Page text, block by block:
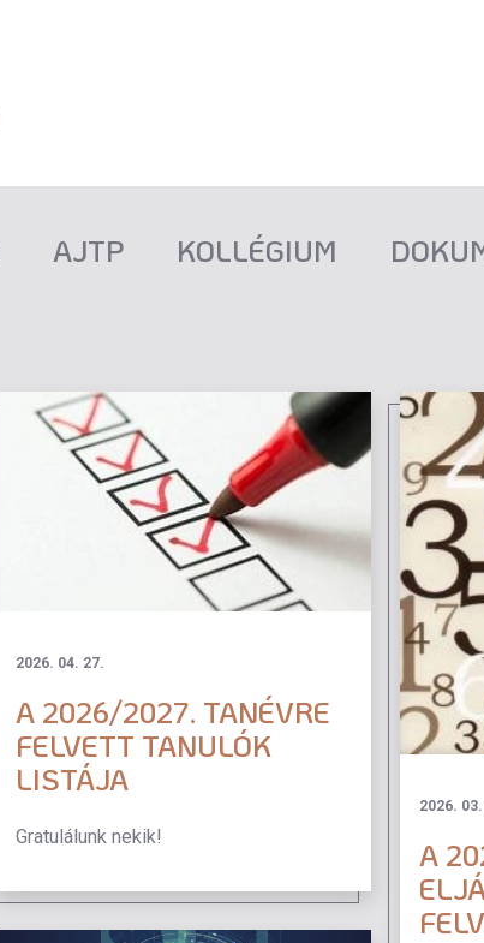
AJTP KOLLÉGIUM
2026. 04. 27.
A 2026/2027. TANÉVRE
FELVETT TANULÓK
LISTÁJA
Gratulálunk nekik!
2026.
A